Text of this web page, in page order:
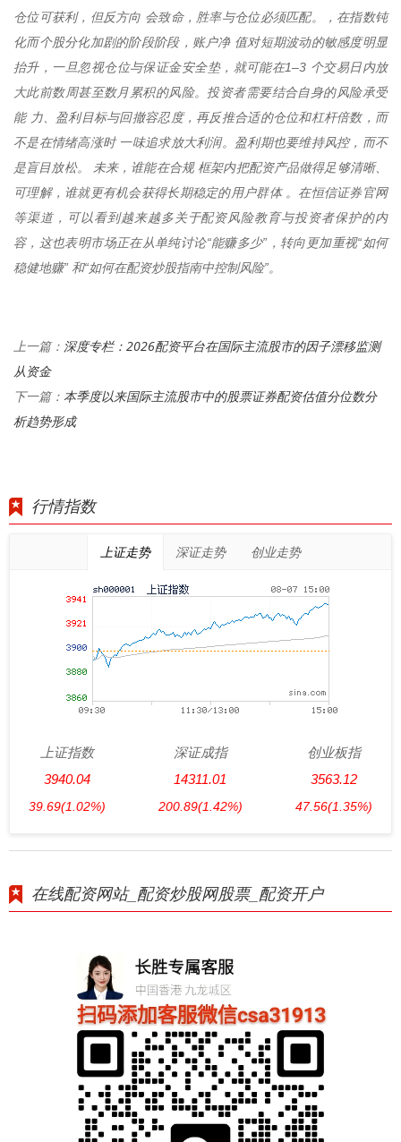
仓位可获利，但反方向 会致命，胜率与仓位必须匹配。，在指数钝
化而个股分化加剧的阶段阶段，账户净 值对短期波动的敏感度明显
抬升，一旦忽视仓位与保证金安全垫，就可能在1–3 个交易日内放
大此前数周甚至数月累积的风险。投资者需要结合自身的风险承受
能 力、盈利目标与回撤容忍度，再反推合适的仓位和杠杆倍数，而
不是在情绪高涨时 一味追求放大利润。盈利期也要维持风控，而不
是盲目放松。 未来，谁能在合规 框架内把配资产品做得足够清晰、
可理解，谁就更有机会获得长期稳定的用户群体 。在恒信证券官网
等渠道，可以看到越来越多关于配资风险教育与投资者保护的内
容，这也表明市场正在从单纯讨论“能赚多少”，转向更加重视“如何
稳健地赚” 和“如何在配资炒股指南中控制风险”。
上一篇： 深度专栏：2026配资平台在国际主流股市的因子漂移监测
从资金
下一篇： 本季度以来国际主流股市中的股票证券配资估值分位数分
析趋势形成
行情指数
上证走势 深证走势 创业走势
上证指数
3940.04
39.69(1.02%)
深证成指
14311.01
200.89(1.42%)
创业板指
3563.12
47.56(1.35%)
在线配资网站_配资炒股网股票_配资开户